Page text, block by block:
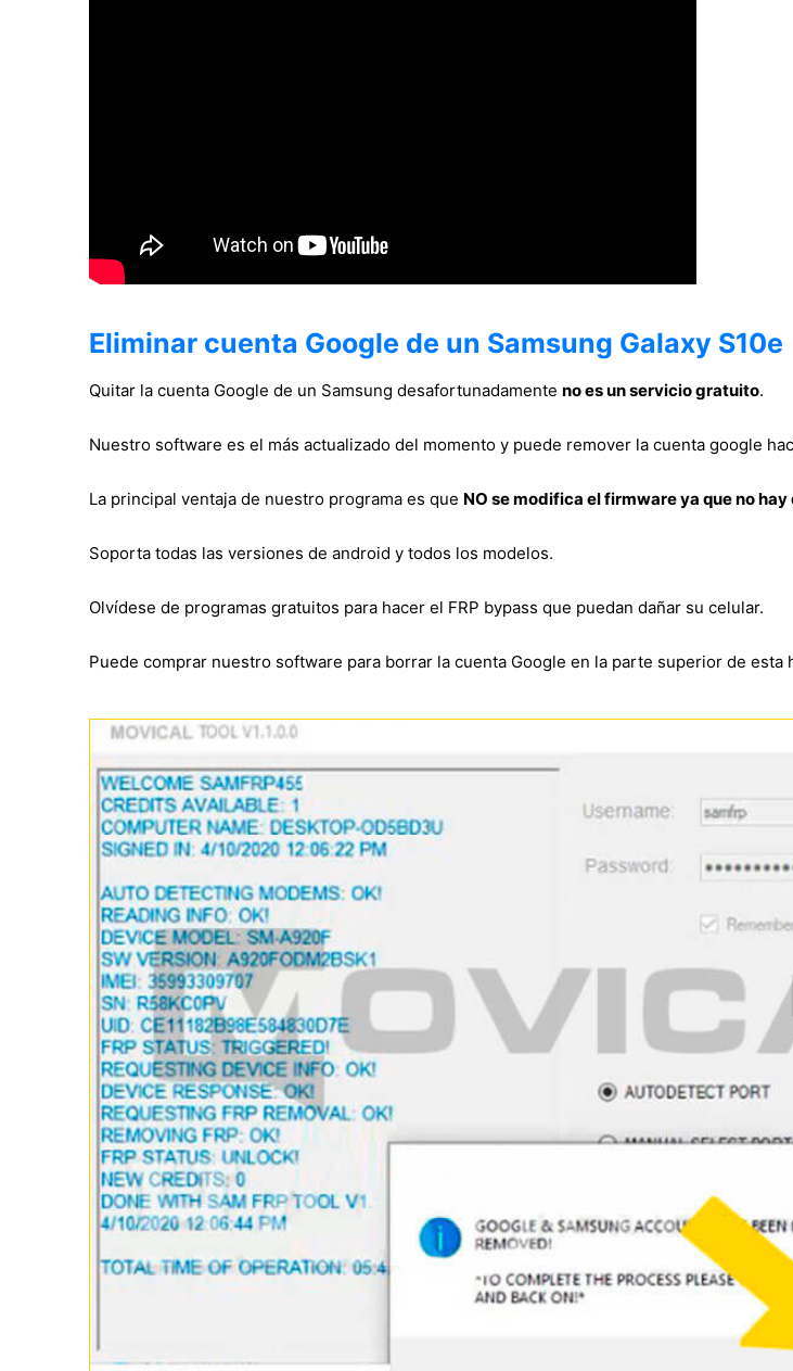
Eliminar cuenta Google de un Samsung Galaxy S10e
Quitar la cuenta Google de un Samsung desafortunadamente no es un servicio gratuito.
Nuestro software es el más actualizado del momento y puede remover la cuenta google
La principal ventaja de nuestro programa es que NO se modifica el firmware ya que no
Soporta todas las versiones de android y todos los modelos.
Olvídese de programas gratuitos para hacer el FRP bypass que puedan dañar su celular.
Puede comprar nuestro software para borrar la cuenta Google en la parte superior de esta